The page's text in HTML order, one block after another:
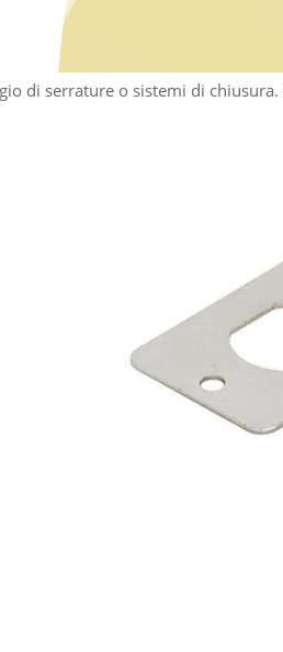
di serrature o sistemi di chiusura.